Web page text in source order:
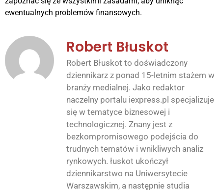
ewentualnych problemów finansowych.
Robert Błuskot
Robert Błuskot to doświadczony
dziennikarz z ponad 15-letnim stażem w
branży medialnej. Jako redaktor
naczelny portalu iexpress.pl specjalizuje
się w tematyce biznesowej i
technologicznej. Znany jest z
bezkompromisowego podejścia do
trudnych tematów i wnikliwych analiz
rynkowych. łuskot ukończył
dziennikarstwo na Uniwersytecie
Warszawskim, a następnie studia